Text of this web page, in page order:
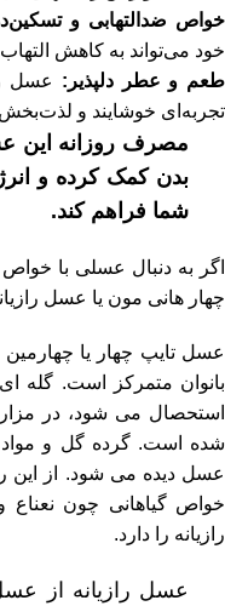
خواص ضدالتهابی و
خود می‌تواند به کاهش
طعم و عطر دلپذیر: عسل
تجربه‌ای خوشایند و
مصرف روزانه این
بدن کمک کرده و
شما فراهم کند.
اگر به دنبال عسلی با
چهار هانی مون یا عسل
عسل تایپ چهار یا
بانوان متمرکز است. گله
استحصال می شود، در
شده است. گرده گل و مواد
عسل دیده می شود. از این
خواص گیاهانی چون
رازیانه را دارد.
عسل رازیانه از